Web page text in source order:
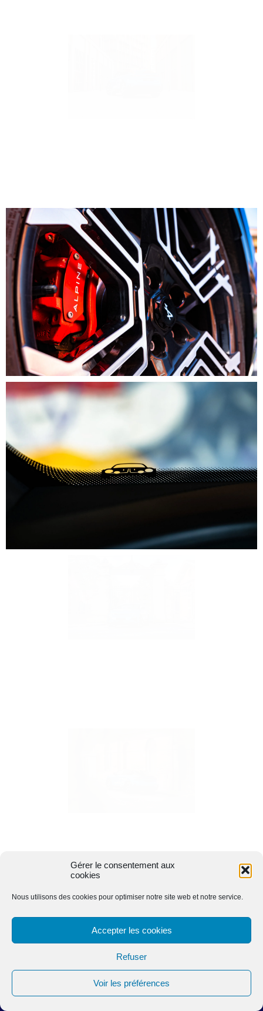
Gérer le consentement aux
cookies
Nous utilisons des cookies pour optimiser notre site web et notre service.
Accepter les cookies
Refuser
Voir les préférences